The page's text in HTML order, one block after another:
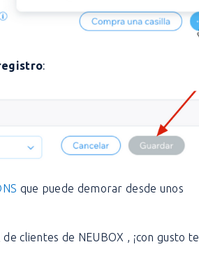
:
que puede demorar desde unos
clientes de NEUBOX , ¡con gusto te